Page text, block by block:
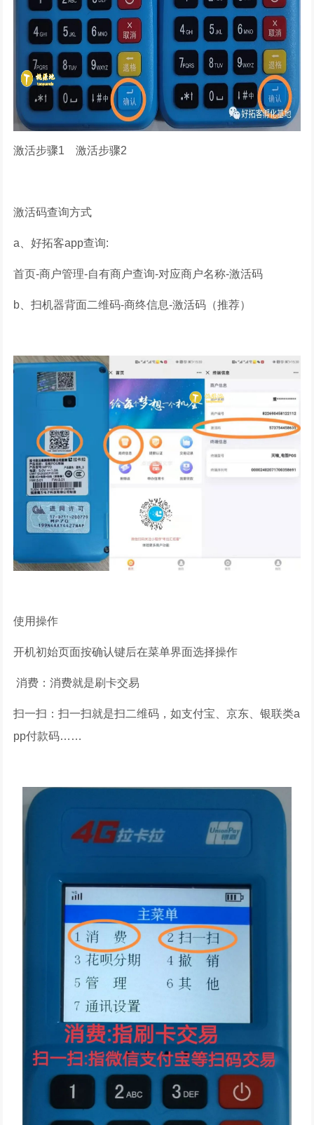
激活步骤1 激活步骤2
激活码查询方式
a、好拓客app查询:
首页-商户管理-自有商户查询-对应商户名称-激活码
b、扫机器背面二维码-商终信息-激活码（推荐）
使用操作
开机初始页面按确认键后在菜单界面选择操作
消费：消费就是刷卡交易
扫一扫：扫一扫就是扫二维码，如支付宝、京东、银联类a
pp付款码……